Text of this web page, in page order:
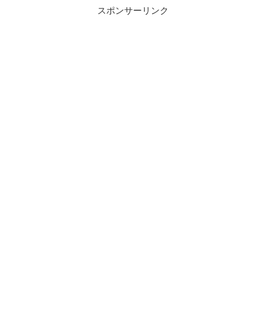
スポンサーリンク